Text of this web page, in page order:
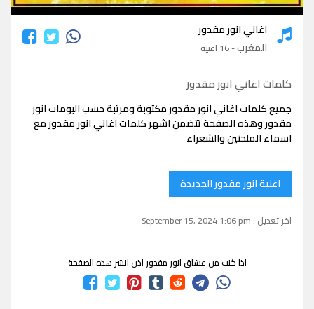
كلمات اغاني انور مقدور
اغاني انور مقدور
المغرب- 16 اغنية
كلمات اغاني انور مقدور
جميع كلمات اغاني انور مقدور مكتوبة ومرتبة حسب البومات انور
مقدور وهذه الصفحة تتضمن اشهر كلمات اغاني انور مقدور مع
اسماء الملحنين والشعراء
اغنية انور مقدور الجديدة
اخر تعديل : September 15, 2024 1:06 pm
اذا كنت من عشاق انور مقدور اذن انشر هذه الصفحة